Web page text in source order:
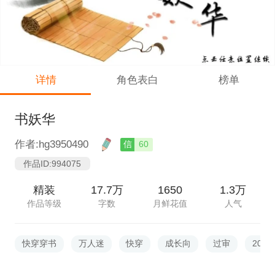
详情 角色表白 榜单
书妖华
作者:hg3950490 信
60
作品ID:994075
精装
作品等级
17.7万
字数
1650
月鲜花值
1.3万
人气
快穿穿书 万人迷 快穿 成长向 过审 2017